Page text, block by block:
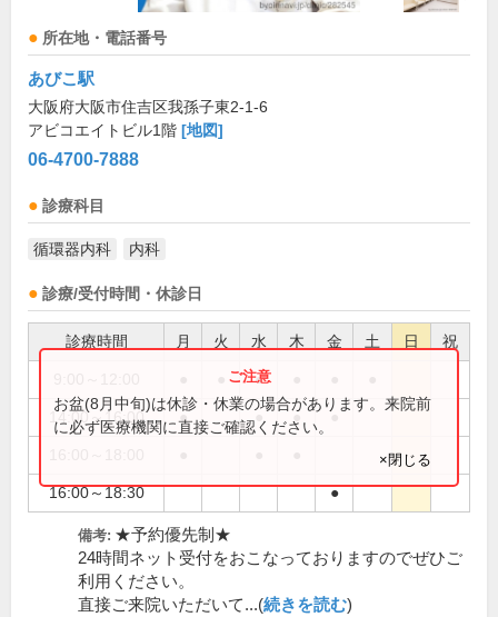
所在地・電話番号
あびこ駅
大阪府大阪市住吉区我孫子東2-1-6
アビコエイトビル1階 [地図]
06-4700-7888
診療科目
循環器内科 内科
診療/受付時間・休診日
診療時間 月 火 水 木 金 土 日 祝
●
14:00～16:00 ● ● ● ●
16:00～18:30 ●
お盆(8月中旬)は休診・休業の場合があります。来院前
に必ず医療機関に直接ご確認ください。
×閉じる
備考: ★予約優先制★
24時間ネット受付をおこなっておりますのでぜひご
利用ください。
直接ご来院いただいて...(続きを読む)